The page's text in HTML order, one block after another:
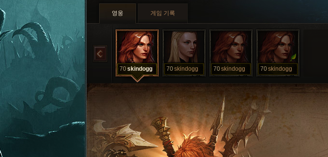
영웅 게임 기록
70skindogg 70skindogg 70skindogg 70skindogg